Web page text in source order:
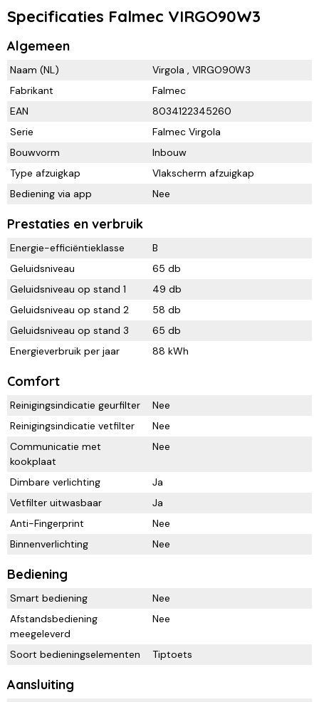
Specificaties Falmec VIRGO90W3
Algemeen
Naam (NL)
Virgola , VIRGO90W3
Fabrikant
Falmec
EAN
8034122345260
Serie
Falmec Virgola
Bouwvorm
Inbouw
Type afzuigkap
Vlakscherm afzuigkap
Bediening via app
Nee
Prestaties en verbruik
Energie-efficiëntieklasse
B
Geluidsniveau
65 db
Geluidsniveau op stand 1
49 db
Geluidsniveau op stand 2
58 db
Geluidsniveau op stand 3
65 db
Energieverbruik per jaar
88 kWh
Comfort
Reinigingsindicatie geurfilter
Nee
Reinigingsindicatie vetfilter
Nee
Communicatie met
kookplaat
Nee
Dimbare verlichting
Ja
Vetfilter uitwasbaar
Ja
Anti-Fingerprint
Nee
Binnenverlichting
Nee
Bediening
Smart bediening
Nee
Afstandsbediening
meegeleverd
Nee
Soort bedieningselementen Tiptoets
Aansluiting